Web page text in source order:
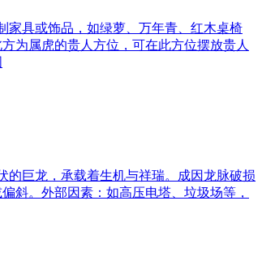
家具或饰品，如绿萝、万年青、红木桌椅
为属虎的贵人方位，可在此方位摆放贵人
的巨龙，承载着生机与祥瑞。成因龙脉破损
斜。外部因素：如高压电塔、垃圾场等，